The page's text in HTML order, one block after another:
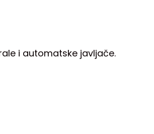
i automatske javljače.